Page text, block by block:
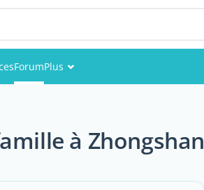
ForumPlus
Membres
à Zhongshan